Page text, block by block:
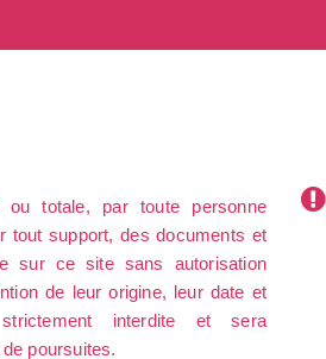
ou totale, par toute personne
tout support, des documents et
sur ce site sans autorisation
de leur origine, leur date et
interdite et sera
poursuites.